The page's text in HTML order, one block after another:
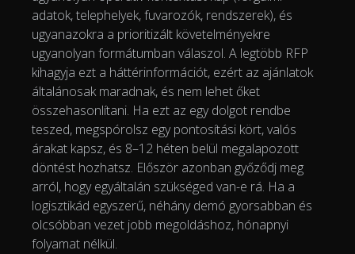
adatok, telephelyek, fuvarozók, rendszerek), és
ugyanazokra a prioritizált követelményekre
ugyanolyan formátumban válaszol. A legtöbb RFP
kihagyja ezt a háttérinformációt, ezért az ajánlatok
általánosak maradnak, és nem lehet őket
összehasonlítani. Ha ezt az egy dolgot rendbe
teszed, megspórolsz egy pontosítási kört, valós
árakat kapsz, és 8–12 héten belül megalapozott
döntést hozhatsz. Először azonban győződj meg
arról, hogy egyáltalán szükséged van-e rá. Ha a
logisztikád egyszerű, néhány demó gyorsabban és
olcsóbban vezet jobb megoldáshoz, hónapnyi
folyamat nélkül.